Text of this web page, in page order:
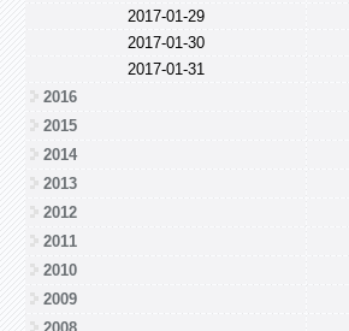
2017-01-29
2017-01-30
2017-01-31
2016
2015
2014
2013
2012
2011
2010
2009